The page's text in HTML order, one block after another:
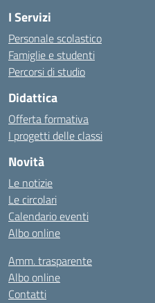
I Servizi
Personale scolastico
Famiglie e studenti
Percorsi di studio
Didattica
Offerta formativa
I progetti delle classi
Novità
Le notizie
Le circolari
Calendario eventi
Albo online
Amm. trasparente
Albo online
Contatti